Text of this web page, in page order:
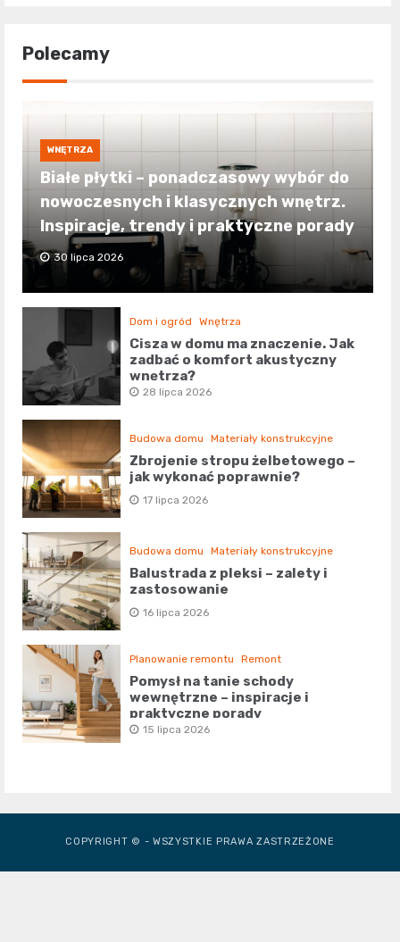
Polecamy
WNĘTRZA
Białe płytki – ponadczasowy wybór do
nowoczesnych i klasycznych wnętrz.
Inspiracje, trendy i praktyczne porady
30 lipca 2026
Dom i ogród Wnętrza
Cisza w domu ma znaczenie. Jak
zadbać o komfort akustyczny
wnętrza?
28 lipca 2026
Budowa domu Materiały konstrukcyjne
Zbrojenie stropu żelbetowego –
jak wykonać poprawnie?
17 lipca 2026
Budowa domu Materiały konstrukcyjne
Balustrada z pleksi – zalety i
zastosowanie
16 lipca 2026
Planowanie remontu Remont
Pomysł na tanie schody
wewnętrzne – inspiracje i
praktyczne porady
15 lipca 2026
COPYRIGHT © - WSZYSTKIE PRAWA ZASTRZEŻONE